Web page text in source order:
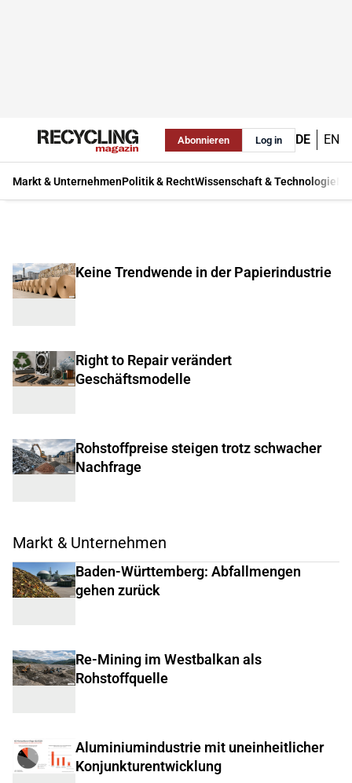
Abonnieren Log in DE EN
Markt & UnternehmenPolitik & RechtWissenschaft & Technologie
Keine Trendwende in der Papierindustrie
Right to Repair verändert
Geschäftsmodelle
Rohstoffpreise steigen trotz schwacher
Nachfrage
Markt & Unternehmen
Baden-Württemberg: Abfallmengen
gehen zurück
Re-Mining im Westbalkan als
Rohstoffquelle
Aluminiumindustrie mit uneinheitlicher
Konjunkturentwicklung